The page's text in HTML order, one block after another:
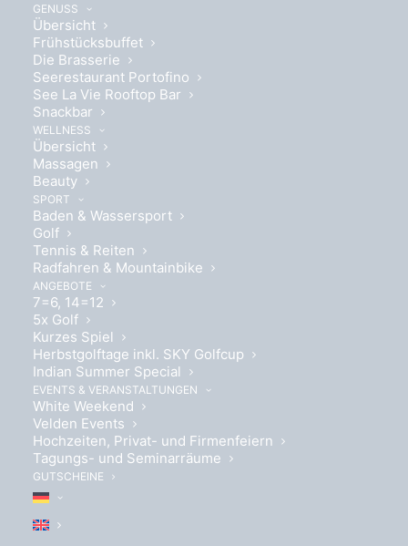
GENUSS
Übersicht
Frühstücksbuffet
Die Brasserie
Seerestaurant Portofino
See La Vie Rooftop Bar
Snackbar
WELLNESS
Übersicht
Massagen
Beauty
SPORT
Baden & Wassersport
Golf
Tennis & Reiten
Radfahren & Mountainbike
ANGEBOTE
7=6, 14=12
5x Golf
Kurzes Spiel
Herbstgolftage inkl. SKY Golfcup
Indian Summer Special
EVENTS & VERANSTALTUNGEN
White Weekend
Velden Events
Hochzeiten, Privat- und Firmenfeiern
Tagungs- und Seminarräume
GUTSCHEINE
Wohlfühlen auf ca. 21 m²
Boxspringbett 180 x 200cm